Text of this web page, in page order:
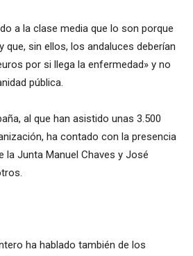
a la clase media que lo son porque
que, sin ellos, los andaluces deberían
por si llega la enfermedad» y no
pública.
al que han asistido unas 3.500
ha contado con la presencia
la Junta Manuel Chaves y José
ha hablado también de los